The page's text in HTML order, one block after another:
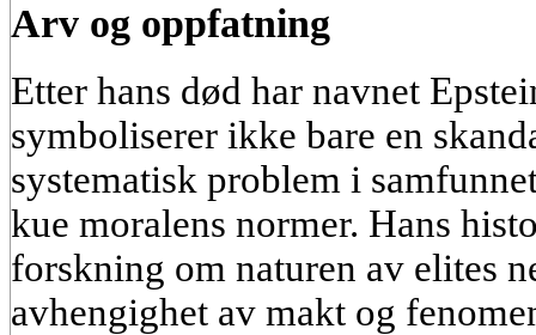
Arv og oppfatning
Etter hans død har navnet
symboliserer ikke bare en
systematisk problem i
kue moralens normer. Hans
forskning om naturen av elites
avhengighet av makt og